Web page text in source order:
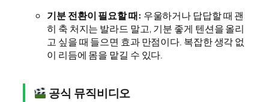
기분 전환이 필요할 때: 우울하거나 답답할 때 괜
히 축 처지는 발라드 말고, 기분 좋게 텐션을 올리
고 싶을 때 들으면 효과 만점이다. 복잡한 생각 없
이 리듬에 몸을 맡길 수 있다.
공식 뮤직비디오